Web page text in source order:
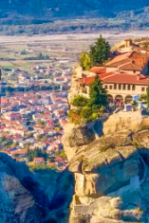
für spannende
in die
Landausflüge
Alle Schiffsreisen